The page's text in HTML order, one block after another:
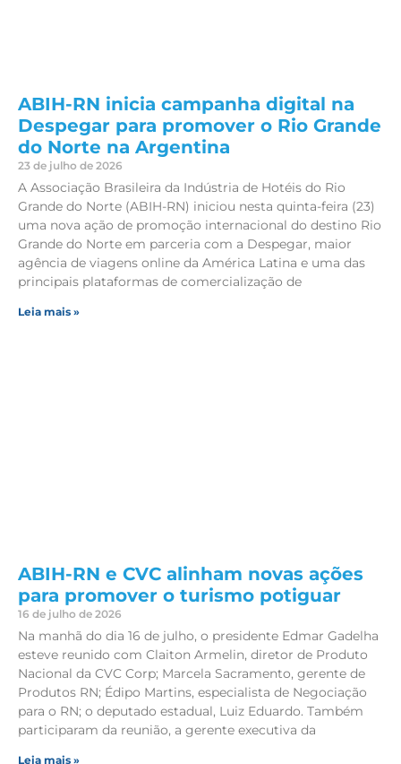
ABIH-RN inicia campanha digital na
Despegar para promover o Rio Grande
do Norte na Argentina
23 de julho de 2026
A Associação Brasileira da Indústria de Hotéis do Rio
Grande do Norte (ABIH-RN) iniciou nesta quinta-feira (23)
uma nova ação de promoção internacional do destino Rio
Grande do Norte em parceria com a Despegar, maior
agência de viagens online da América Latina e uma das
principais plataformas de comercialização de
Leia mais »
ABIH-RN e CVC alinham novas ações
para promover o turismo potiguar
16 de julho de 2026
Na manhã do dia 16 de julho, o presidente Edmar Gadelha
esteve reunido com Claiton Armelin, diretor de Produto
Nacional da CVC Corp; Marcela Sacramento, gerente de
Produtos RN; Édipo Martins, especialista de Negociação
para o RN; o deputado estadual, Luiz Eduardo. Também
participaram da reunião, a gerente executiva da
Leia mais »